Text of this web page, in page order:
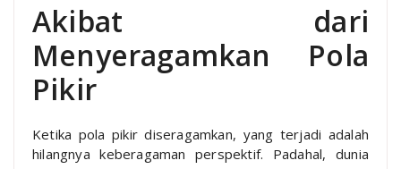
Akibat dari
Menyeragamkan Pola
Pikir
Ketika pola pikir diseragamkan, yang terjadi adalah
hilangnya keberagaman perspektif. Padahal, dunia